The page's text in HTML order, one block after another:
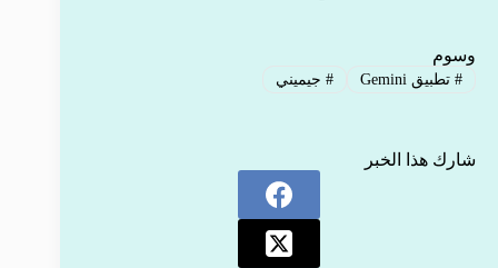
وسوم
#تطبيق Gemini #جيميني
شارك هذا الخبر